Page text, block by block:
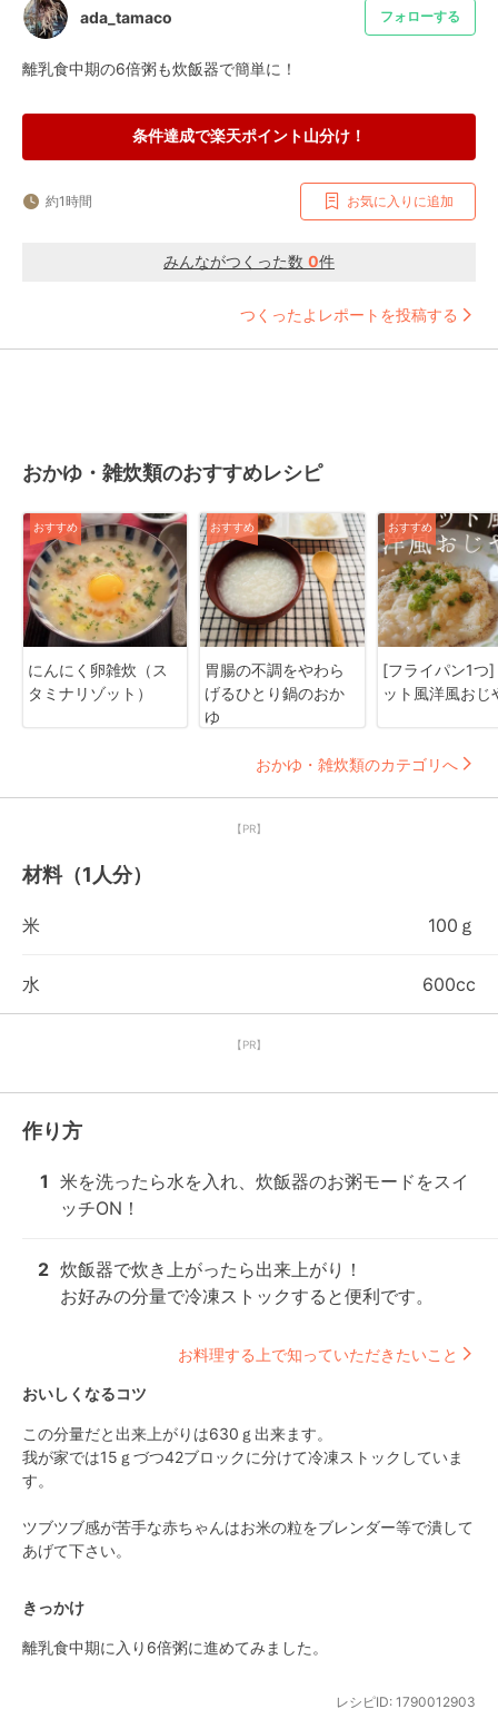
ada_tamaco フォローする
離乳食中期の6倍粥も炊飯器で簡単に！
条件達成で楽天ポイント山分け！
約1時間 お気に入りに追加
みんながつくった数 0件
つくったよレポートを投稿する
おかゆ・雑炊類のおすすめレシピ
おすすめ
にんにく卵雑炊（ス
タミナリゾット）
おすすめ
胃腸の不調をやわら
げるひとり鍋のおか
ゆ
おすすめ
[フライパン1つ]
ット風洋風おじ
おかゆ・雑炊類のカテゴリへ
【PR】
材料（1人分）
米 100ｇ
水 600cc
【PR】
作り方
1 米を洗ったら水を入れ、炊飯器のお粥モードをスイ
ッチON！
2 炊飯器で炊き上がったら出来上がり！
お好みの分量で冷凍ストックすると便利です。
お料理する上で知っていただきたいこと
おいしくなるコツ
この分量だと出来上がりは630ｇ出来ます。
我が家では15ｇづつ42ブロックに分けて冷凍ストックしていま
す。
ツブツブ感が苦手な赤ちゃんはお米の粒をブレンダー等で潰して
あげて下さい。
きっかけ
離乳食中期に入り6倍粥に進めてみました。
レシピID: 1790012903